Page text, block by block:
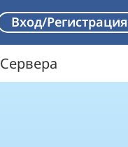
Вход/Регистрация
Сервера